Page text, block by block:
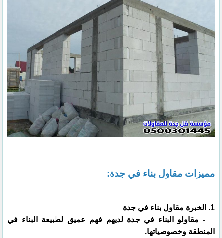
مميزات مقاول بناء في جدة:
1. الخبرة مقاول بناء في جدة
- مقاولو البناء في جدة لديهم فهم عميق لطبيعة البناء في
المنطقة وخصوصياتها.